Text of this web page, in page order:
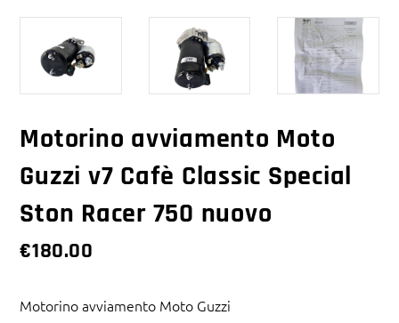
Motorino avviamento Moto
Guzzi v7 Cafè Classic Special
Ston Racer 750 nuovo
€180.00
Motorino avviamento Moto Guzzi